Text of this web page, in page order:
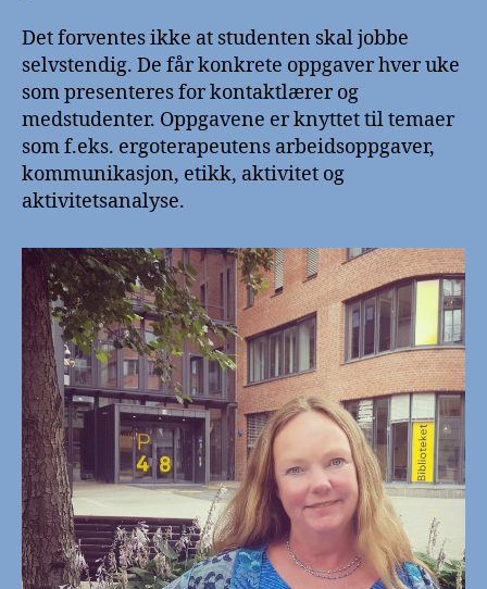
Det forventes ikke at studenten skal jobbe
selvstendig. De får konkrete oppgaver hver uke
som presenteres for kontaktlærer og
medstudenter. Oppgavene er knyttet til temaer
som f.eks. ergoterapeutens arbeidsoppgaver,
kommunikasjon, etikk, aktivitet og
aktivitetsanalyse.